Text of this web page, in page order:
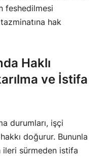
feshedilmesi
hak
Haklı
ve İstifa
durumları, işçi
doğurur. Bununla
ileri sürmeden istifa